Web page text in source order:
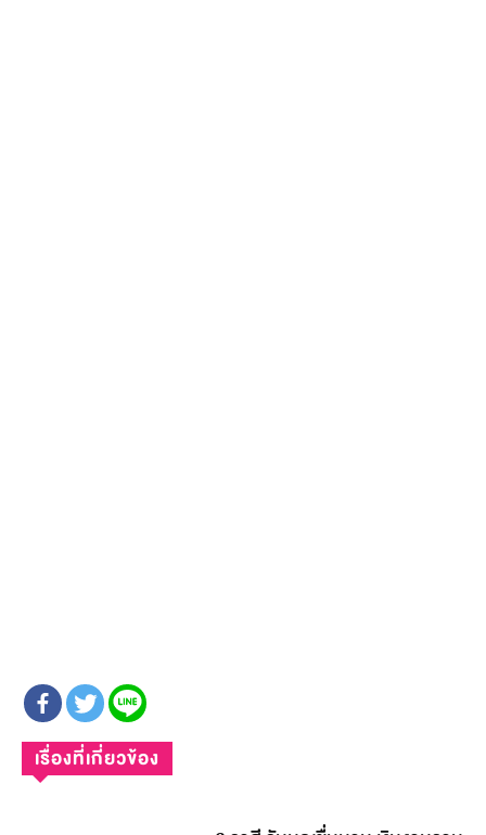
เรื่องที่เกี่ยวข้อง